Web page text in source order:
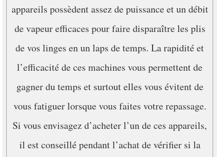
appareils possèdent assez de puissance et un débit
de vapeur efficaces pour faire disparaître les plis
de vos linges en un laps de temps. La rapidité et
l’efficacité de ces machines vous permettent de
gagner du temps et surtout elles vous évitent de
vous fatiguer lorsque vous faites votre repassage.
Si vous envisagez d’acheter l’un de ces appareils,
il est conseillé pendant l’achat de vérifier si la